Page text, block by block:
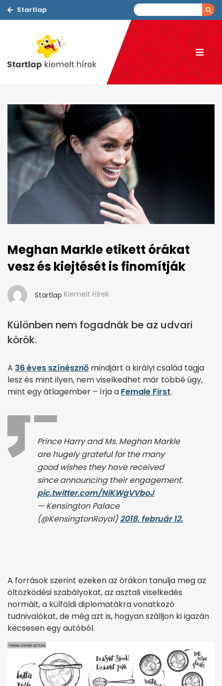
Startlap
Meghan Markle etikett órákat
vesz és kiejtését is finomítják
Startlap Kiemelt Hírek
Különben nem fogadnák be az udvari
körök.
A 36 éves színésznő mindjárt a királyi család tagja
lesz és mint ilyen, nem viselkedhet már többé úgy,
mint egy átlagember – írja a Female First.
Prince Harry and Ms. Meghan Markle
are hugely grateful for the many
good wishes they have received
since announcing their engagement.
pic.twitter.com/NiKWgVVboJ
— Kensington Palace
(@KensingtonRoyal)2018. február 12.
A források szerint ezeken az órákon tanulja meg az
öltözködési szabályokat, az asztali viselkedés
normáit, a külföldi diplomatákra vonatkozó
tudnivalókat, de még azt is, hogyan szálljon ki igazán
kecsesen egy autóból.